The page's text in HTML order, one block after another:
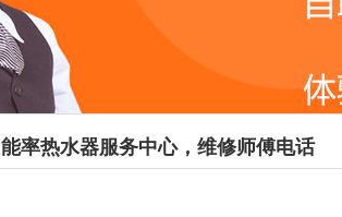
能率热水器服务中心，维修师傅电话